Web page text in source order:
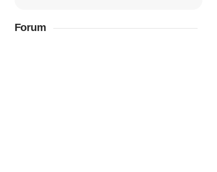
Forum